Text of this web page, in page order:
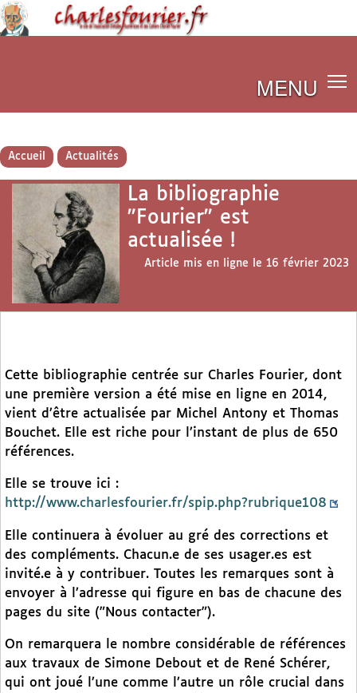
MENU
Accueil Actualités
La bibliographie
"Fourier" est
actualisée !
Article mis en ligne le 16 février 2023
Cette bibliographie centrée sur Charles Fourier, dont
une première version a été mise en ligne en 2014,
vient d’être actualisée par Michel Antony et Thomas
Bouchet. Elle est riche pour l’instant de plus de 650
références.
Elle se trouve ici :
http://www.charlesfourier.fr/spip.php?rubrique108
Elle continuera à évoluer au gré des corrections et
des compléments. Chacun.e de ses usager.es est
invité.e à y contribuer. Toutes les remarques sont à
envoyer à l’adresse qui figure en bas de chacune des
pages du site ("Nous contacter").
On remarquera le nombre considérable de références
aux travaux de Simone Debout et de René Schérer,
qui ont joué l’une comme l’autre un rôle crucial dans